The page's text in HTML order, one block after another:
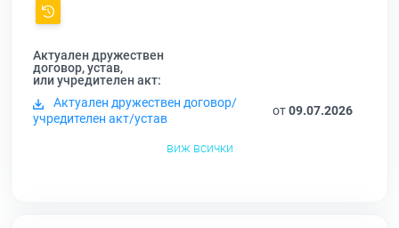
Актуален дружествен
договор, устав,
или учредителен акт:
Актуален дружествен договор/
учредителен акт/устав
от09.07.2026
виж всички